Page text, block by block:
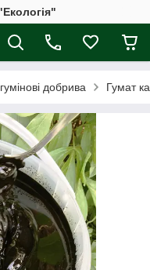
добрива Гумат